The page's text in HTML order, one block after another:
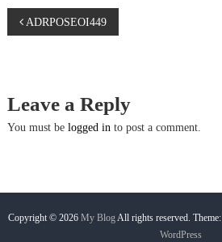
P
s
t
a
ADRPOSEOI449
Leave a Reply
You must be logged into post a comment.
Copyright © 2026 My BlogAll rights reserved. Theme:
WordPress